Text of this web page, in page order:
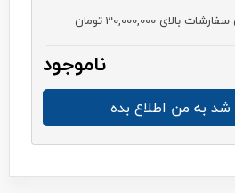
بالای 30,000,000 تومان
ناموجود